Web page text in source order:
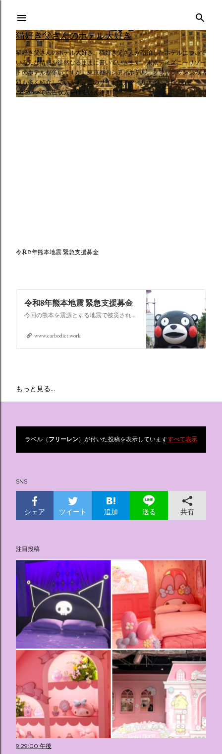
スキップしてメイン コンテンツに移動
猫好き父さんのホテル大好き
猫好き父さんのホテル大好き。猫好き父さんが宿泊したホテルについて
いろんな情報を徒然なるままに書いていきます。東京ディズニーリゾー
トのホテルが多いですが、東京都内シティホテル、クラブラウンジの話
題も多く紹介しています。このサイトはアフィリエイトとGoogle
AdSenseで広告収入を得ています。
令和8年熊本地震 緊急支援募金
令和8年熊本地震 緊急支援募金
今回の熊本を震源とする地震で被災された皆さままだまだ余震も続き大変な時間を過ごされていると思います。心よりお見舞い申し上げます
www.carbodiet.work
もっと見る…
投ラベル（ フリーレン）が付いた投稿を表示していますすべて表示
SNS
シェア ツイート 追加 送る 共有
注目投稿
9:29:00 午後